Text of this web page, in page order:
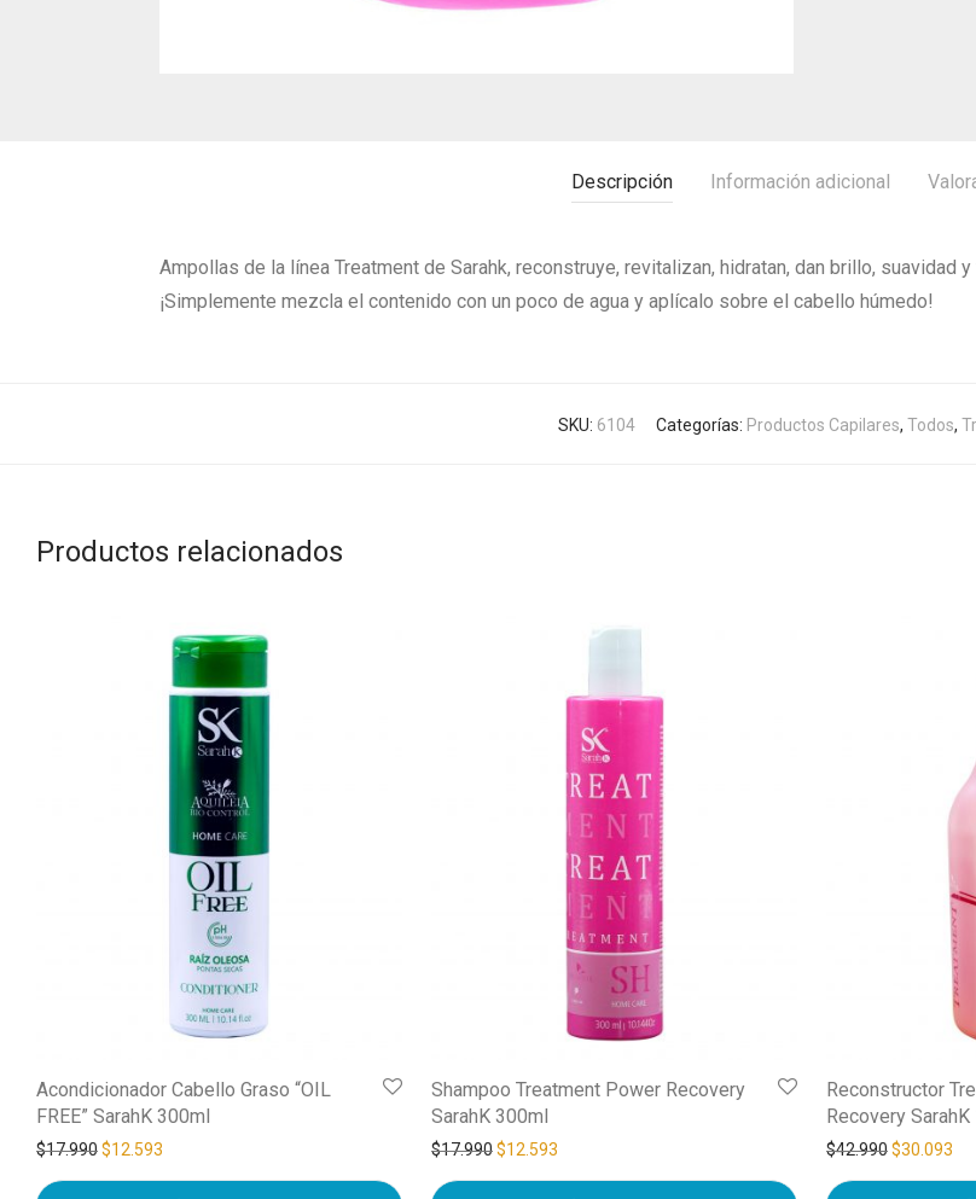
Descripción Información adicional
Ampollas de la línea Treatment de Sarahk, reconstruye, revitalizan, hidratan, dan brillo, suavidad
¡Simplemente mezcla el contenido con un poco de agua y aplícalo sobre el cabello húmedo!
SKU: 6104 Categorías: Productos Capilares, Todos,
Productos relacionados
Acondicionador Cabello Graso “OIL
FREE” SarahK 300ml
$17.990$12.593
Shampoo Treatment Power Recovery
SarahK 300ml
$17.990$12.593
Reconstructor
Recovery SarahK
$42.990$30.093